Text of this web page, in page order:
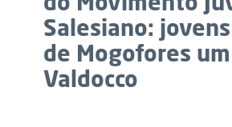
Salesiano:
de Mogofores
Valdocco